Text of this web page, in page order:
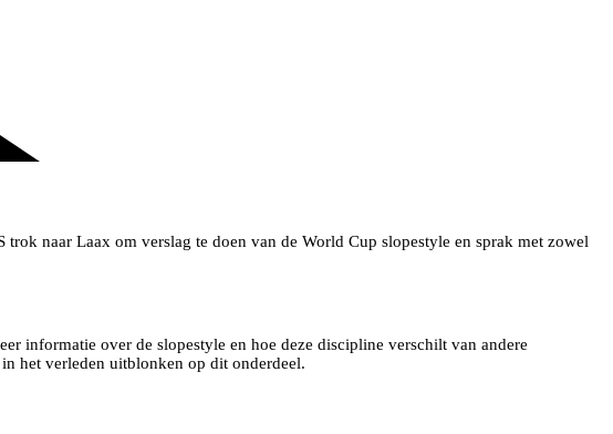
naar Laax om verslag te doen van de World Cup slopestyle en sprak met zowel
informatie over de slopestyle en hoe deze discipline verschilt van andere
het verleden uitblonken op dit onderdeel.